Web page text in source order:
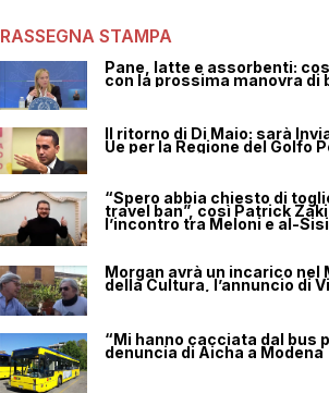
RASSEGNA STAMPA
Pane, latte e assorbenti:
con la prossima manovra di
Il ritorno di Di Maio: sarà
Ue per la Regione del Golfo
“Spero abbia chiesto di
travel ban”, così Patrick
l’incontro tra Meloni e al-Sisi
Morgan avrà un incarico nel
della Cultura, l’annuncio di
“Mi hanno cacciata dal bus
denuncia di Aicha a Modena